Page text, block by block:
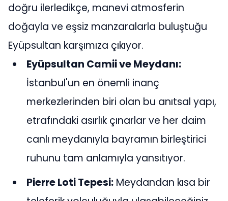
doğru ilerledikçe, manevi atmosferin
doğayla ve eşsiz manzaralarla buluştuğu
Eyüpsultan karşımıza çıkıyor.
Eyüpsultan Camii ve Meydanı:
İstanbul'un en önemli inanç
merkezlerinden biri olan bu anıtsal yapı,
etrafındaki asırlık çınarlar ve her daim
canlı meydanıyla bayramın birleştirici
ruhunu tam anlamıyla yansıtıyor.
Pierre Loti Tepesi: Meydandan kısa bir